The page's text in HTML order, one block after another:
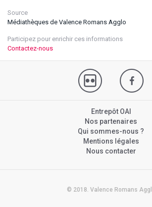
Source
Médiathèques de Valence Romans Agglo
Participez pour enrichir ces informations
Contactez-nous
Entrepôt OAI
Nos partenaires
Qui sommes-nous ?
Mentions légales
Nous contacter
© 2018. Valence Romans